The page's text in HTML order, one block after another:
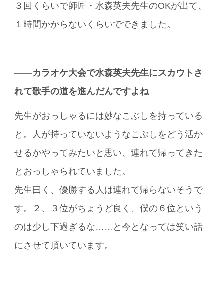
３回くらいで師匠・水森英夫先生のOKが出て、
１時間かからないくらいでできました。
――カラオケ大会で水森英夫先生にスカウトさ
れて歌手の道を進んだんですよね
先生がおっしゃるには妙なこぶしを持っている
と。人が持っていないようなこぶしをどう活か
せるかやってみたいと思い、連れて帰ってきた
とおっしゃられていました。
先生曰く、優勝する人は連れて帰らないそうで
す。２、３位がちょうど良く、僕の６位という
のは少し下過ぎるな……と今となっては笑い話
にさせて頂いています。